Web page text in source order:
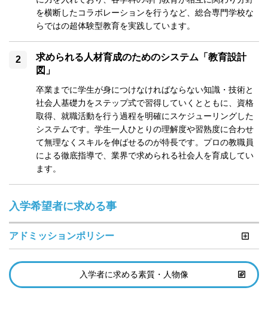
を横断したコラボレーションを行うなど、総合専門学校な
らではの超体験型教育を実践しています。
求められる人材育成のためのシステム「教育設計
図」
卒業までに学生が身につけなければならない知識・技術と
社会人基礎力をステップ式で習得していくとともに、資格
取得、就職活動を行う過程を明確にスケジューリングした
システムです。学生一人ひとりの理解度や習熟度に合わせ
て無理なくスキルを伸ばせるのが特長です。プロの教職員
による徹底指導で、業界で求められる社会人を育成してい
ます。
入学希望者に求める事
アドミッションポリシー
入学者に求める素質・人物像